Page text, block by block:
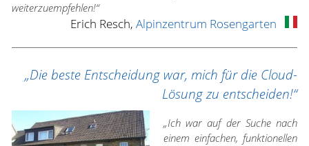
weiterzuempfehlen!“
Erich Resch, Alpinzentrum Rosengarten
„Die beste Entscheidung war, mich für die Cloud-
Lösung zu entscheiden!“
„Ich war auf der Suche nach
einem einfachen, funktionellen